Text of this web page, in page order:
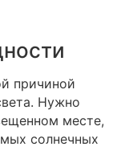
причиной
Нужно
месте,
солнечных